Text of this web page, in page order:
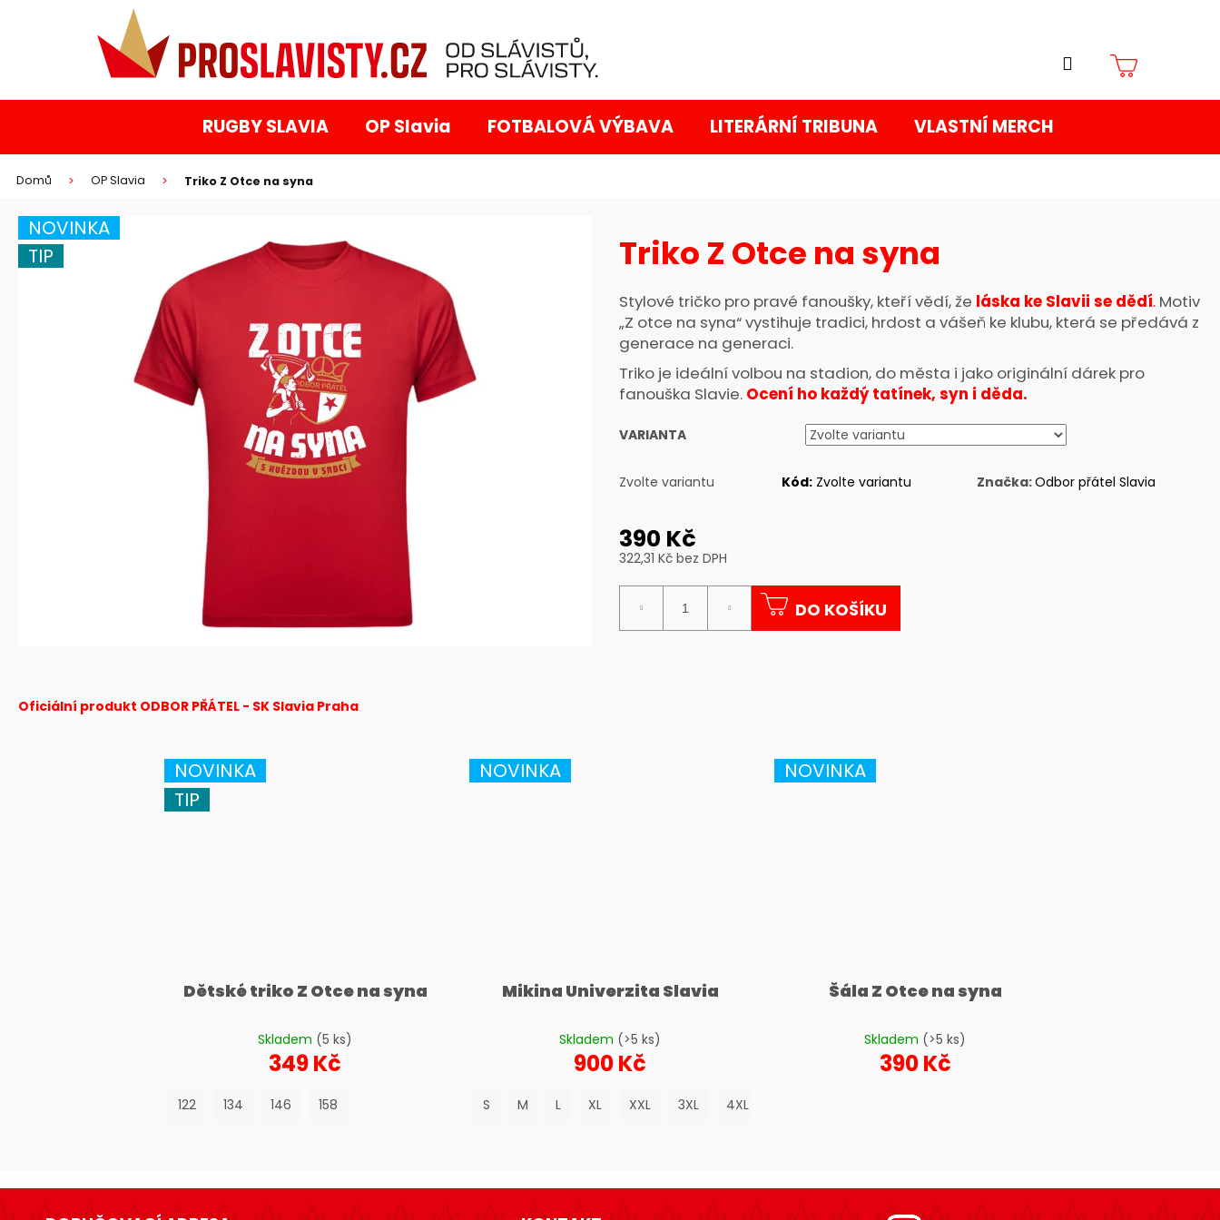
RUGBY SLAVIA OP Slavia FOTBALOVÁ VÝBAVA LITERÁRNÍ TRIBUNA VLASTNÍ MERCH
PřihlášeníNákupní
Domů OP Slavia Triko Z Otce na syna
Triko Z Otce na syna
Stylové tričko pro pravé fanoušky, kteří vědí, že láska ke Slavii se dědí. Motiv
„Z otce na syna“ vystihuje tradici, hrdost a vášeň ke klubu, která se předává z
generace na generaci.
Triko je ideální volbou na stadion, do města i jako originální dárek pro
fanouška Slavie. Ocení ho každý tatínek, syn i děda.
VARIANTA
Zvolte variantu Kód: Zvolte variantu Značka:Odbor přátel Slavia
390 Kč
322,31 Kč bez DPH
cena:
DO KOŠÍKU
NOVINKA
TIP
Oficiální produkt ODBOR PŘÁTEL - SK Slavia Praha
NOVINKA
TIP
Dětské triko Z Otce na syna
Skladem (5 ks)
349 Kč
122 134 146 158
NOVINKA
Mikina Univerzita Slavia
Skladem (>5 ks)
900 Kč
S M L XL XXL 3XL 4XL
NOVINKA
Šála Z Otce na syna
Skladem (>5 ks)
390 Kč
k
obchodu
obchodu
Co potřebujete najít?
Z